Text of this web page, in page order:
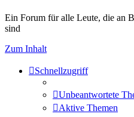
Ein Forum für alle Leute, die an
sind
Zum Inhalt
Schnellzugriff
Unbeantwortete
Aktive Themen